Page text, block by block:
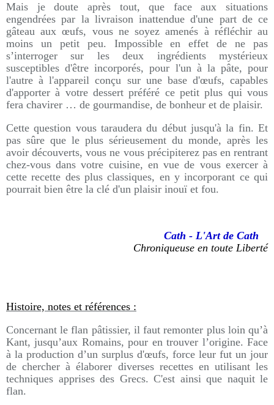
Mais je doute après tout, que face aux situations
engendrées par la livraison inattendue d'une part de ce
gâteau aux œufs, vous ne soyez amenés à réfléchir au
moins un petit peu. Impossible en effet de ne pas
s’interroger sur les deux ingrédients mystérieux
susceptibles d'être incorporés, pour l'un à la pâte, pour
l'autre à l'appareil conçu sur une base d'œufs, capables
d'apporter à votre dessert préféré ce petit plus qui vous
fera chavirer … de gourmandise, de bonheur et de plaisir.
Cette question vous taraudera du début jusqu'à la fin. Et
pas sûre que le plus sérieusement du monde, après les
avoir découverts, vous ne vous précipiterez pas en rentrant
chez-vous dans votre cuisine, en vue de vous exercer à
cette recette des plus classiques, en y incorporant ce qui
pourrait bien être la clé d'un plaisir inouï et fou.
Cath - L'Art de Cath
Chroniqueuse en toute Liberté
Histoire, notes et références :
Concernant le flan pâtissier, il faut remonter plus loin qu’à
Kant, jusqu’aux Romains, pour en trouver l’origine. Face
à la production d’un surplus d'œufs, force leur fut un jour
de chercher à élaborer diverses recettes en utilisant les
techniques apprises des Grecs. C'est ainsi que naquit le
flan.